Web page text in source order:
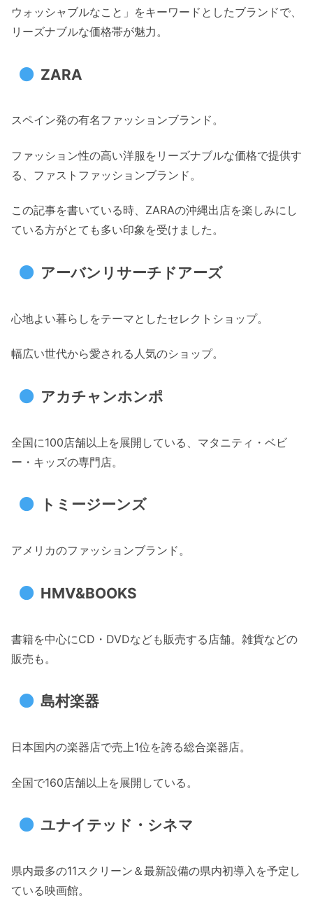
ウォッシャブルなこと」をキーワードとしたブランドで、
リーズナブルな価格帯が魅力。
ZARA
スペイン発の有名ファッションブランド。
ファッション性の高い洋服をリーズナブルな価格で提供す
る、ファストファッションブランド。
この記事を書いている時、ZARAの沖縄出店を楽しみにし
ている方がとても多い印象を受けました。
アーバンリサーチドアーズ
心地よい暮らしをテーマとしたセレクトショップ。
幅広い世代から愛される人気のショップ。
アカチャンホンポ
全国に100店舗以上を展開している、マタニティ・ベビ
ー・キッズの専門店。
トミージーンズ
アメリカのファッションブランド。
HMV&BOOKS
書籍を中心にCD・DVDなども販売する店舗。雑貨などの
販売も。
島村楽器
日本国内の楽器店で売上1位を誇る総合楽器店。
全国で160店舗以上を展開している。
ユナイテッド・シネマ
県内最多の11スクリーン＆最新設備の県内初導入を予定し
ている映画館。